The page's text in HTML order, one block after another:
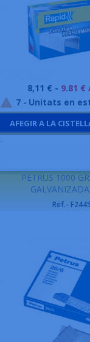
Preu
8,11 € - 9.81 €
 7 - Unitats en
AFEGIR A LA
-
PETRUS 1000
Ref.-